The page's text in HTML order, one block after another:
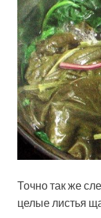
Точно так же
целые листья